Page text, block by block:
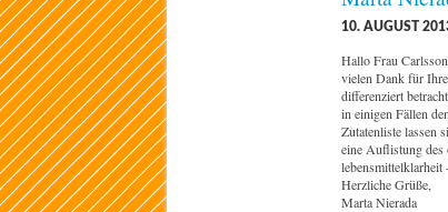
10. AUGUST
Hallo Frau Carlsson,
vielen Dank für
differenziert
in einigen Fällen
Zutatenliste lassen
eine Auflistung des
lebensmittelklarheit
Herzliche Grüße,
Marta Nierada